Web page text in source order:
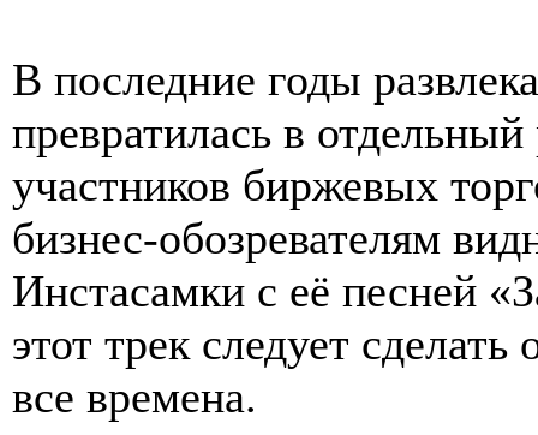
В последние годы
превратилась в
участников биржевых
бизнес-обозревателям
Инстасамки с её песней
этот трек следует
все времена.